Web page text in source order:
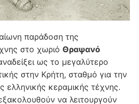
παράδοση της
στο χωριό Θραψανό
ως το μεγαλύτερο
στην Κρήτη, σταθμό για την
ελληνικής κεραμικής τέχνης.
να λειτουργούν